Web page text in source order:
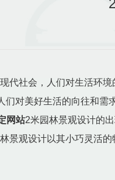
代社会，人们对生活环
们对美好生活的向往和需
网站2米园林景观设计的
景观设计以其小巧灵活的